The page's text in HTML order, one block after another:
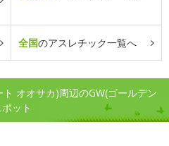
全国のアスレチック一覧へ
オオサカ)周辺のGW(ゴールデン
ット